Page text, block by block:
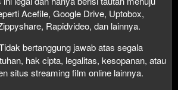
Acefile, Google Drive, Uptobox,
Rapidvideo, dan lainnya.
bertanggung jawab atas segala
hak cipta, legalitas, kesopanan, atau
situs streaming film online lainnya.